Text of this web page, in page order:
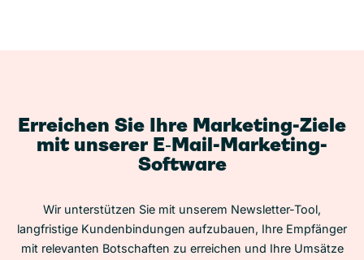
Erreichen Sie Ihre Marketing-Ziele
mit unserer E‑Mail-Marketing-
Software
Wir unterstützen Sie mit unserem Newsletter-Tool,
langfristige Kundenbindungen aufzubauen, Ihre Empfänger
mit relevanten Botschaften zu erreichen und Ihre Umsätze